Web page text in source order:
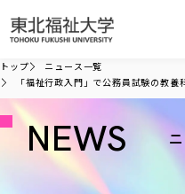
大学について
学部・大学院
トップ
ニュース一覧
「福祉行政入門」で公務員試験の教
NEWS